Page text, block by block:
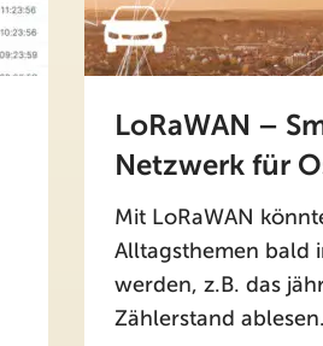
LoRaWAN –
Netzwerk für
Mit LoRaWAN
Alltagsthemen bald
werden, z.B. das
Zählerstand